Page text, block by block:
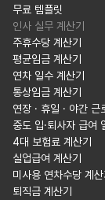
무료 템플릿
인사 실무 계산기
주휴수당 계산기
평균임금 계산기
연차 일수 계산기
통상임금 계산기
연장 · 휴일 · 야간 근
중도 입·퇴사자 급여
4대 보험료 계산기
실업급여 계산기
미사용 연차수당 계산
퇴직금 계산기